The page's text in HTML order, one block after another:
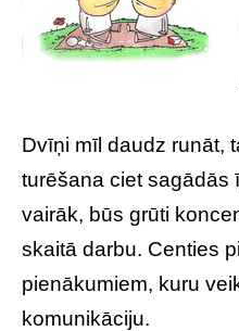
Dvīņi mīl daudz runāt,
turēšana ciet sagādās
vairāk, būs grūti
skaitā darbu. Centies
pienākumiem, kuru
komunikāciju.